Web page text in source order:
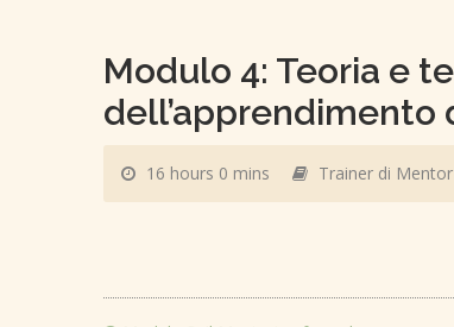
Modulo 4: Teoria e
dell’apprendimento
16 hours 0 mins Trainer di